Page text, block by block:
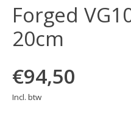
Forged
20cm
€94,50
Incl. btw